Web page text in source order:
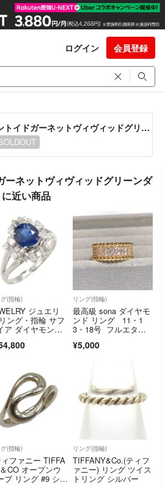
ログイン 会員登録
高品質デマントイドガーネットヴィヴィッドグリーンダイヤリング計0.69ct
ーネットヴィヴィッドグリーンダ
近い商品
(指輪)
ジュエリ
ング・指輪 サフ
ア ダイヤモン
リング(指輪)
最高級 sona ダイヤモ
ンド リング 11・1
3・18号 フルエタニ
ルコニア
¥5,000
(指輪)
ファニー TIFFA
CO オープンウ
ブ リング #9 シル
リング(指輪)
TIFFANY&Co.(ティフ
ァニー) リング ツイス
トリング シルバー